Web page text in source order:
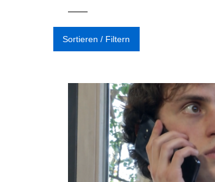
Sortieren / Filtern